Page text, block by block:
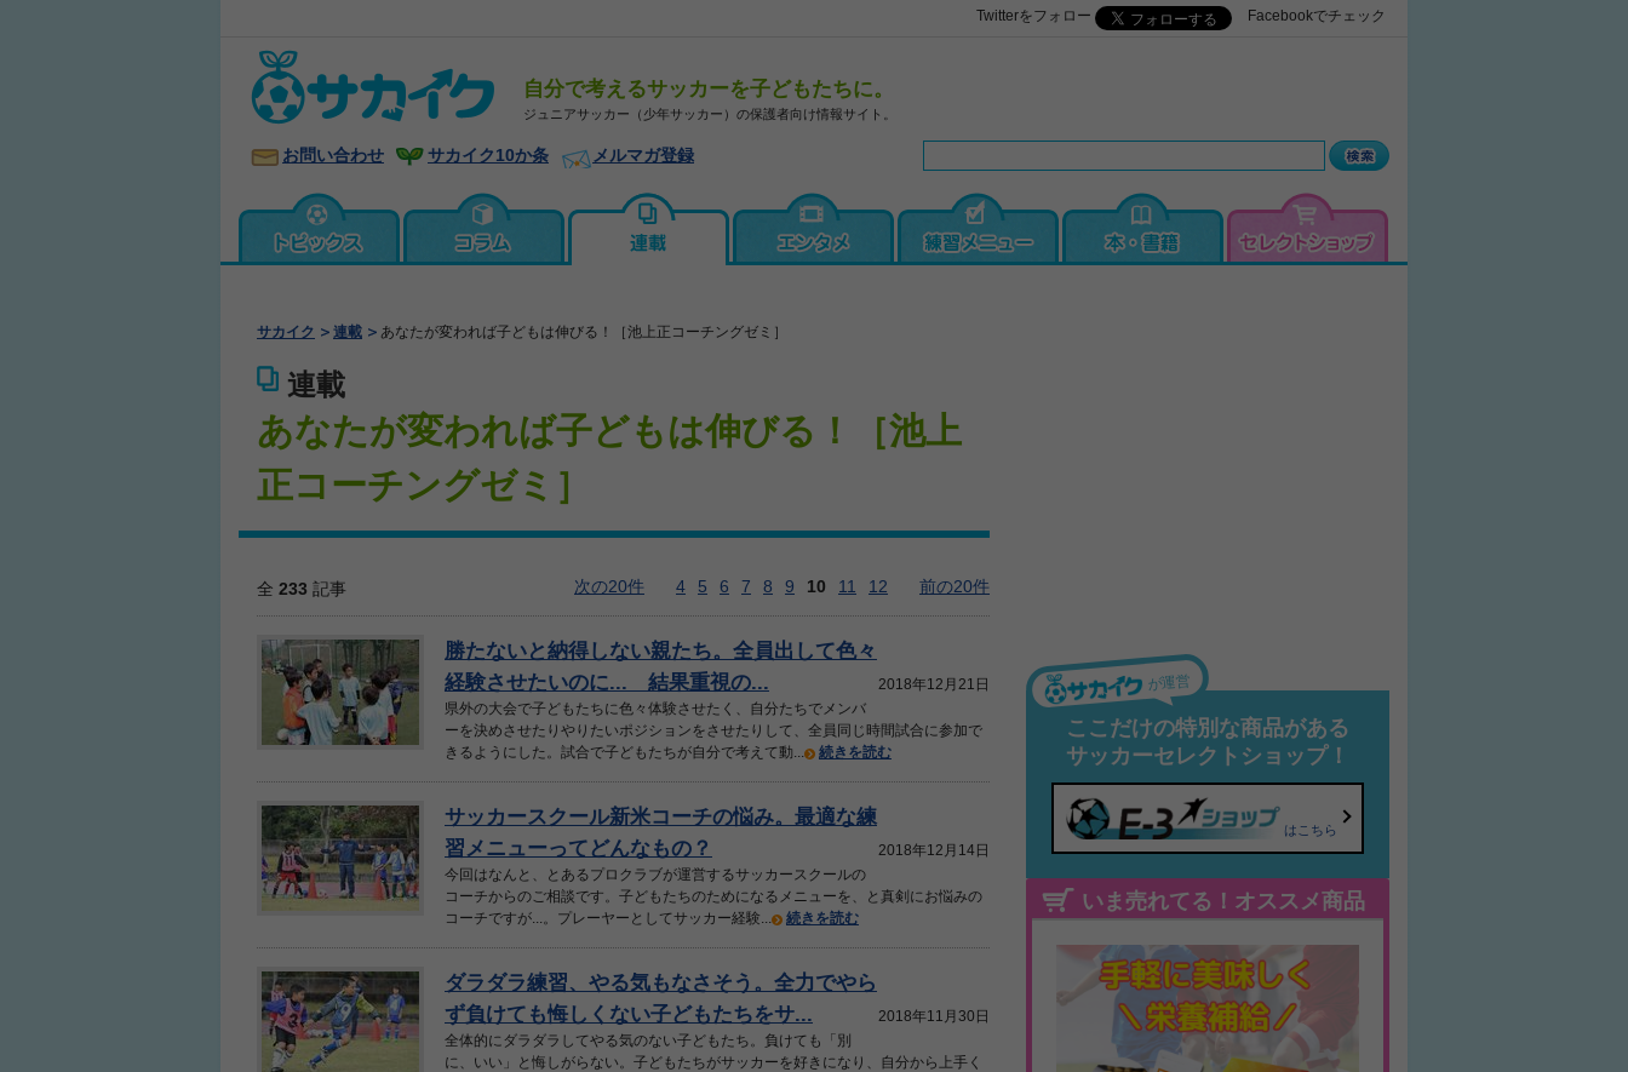
Twitterをフォロー Facebookでチェック
自分で考えるサッカーを子どもたちに。
ジュニアサッカー（少年サッカー）の保護者向け情報サイト。
お問い合わせ サカイク10か条 メルマガ登録
サカイク 連載 あなたが変われば子どもは伸びる！［池上正コーチングゼミ］
連載
あなたが変われば子どもは伸びる！［池上
正コーチングゼミ］
全 233 記事 次の20件 4 5 6 7 8 9 10 11 12 前の20件
勝たないと納得しない親たち。全員出して色々
経験させたいのに... 結果重視の...
2018年12月21日
県外の大会で子どもたちに色々体験させたく、自分たちでメンバ
ーを決めさせたりやりたいポジションをさせたりして、全員同じ時間試合に参加で
きるようにした。試合で子どもたちが自分で考えて動...
続きを読む
サッカースクール新米コーチの悩み。最適な練
習メニューってどんなもの？
2018年12月14日
今回はなんと、とあるプロクラブが運営するサッカースクールの
コーチからのご相談です。子どもたちのためになるメニューを、と真剣にお悩みの
コーチですが...。プレーヤーとしてサッカー経験...
続きを読む
ダラダラ練習、やる気もなさそう。全力でやら
ず負けても悔しくない子どもたちをサ...
2018年11月30日
全体的にダラダラしてやる気のない子どもたち。負けても「別
に、いい」と悔しがらない。子どもたちがサッカーを好きになり、自分から上手く
が運営
ここだけの特別な商品がある
サッカーセレクトショップ！
はこちら
いま売れてる！オススメ商品